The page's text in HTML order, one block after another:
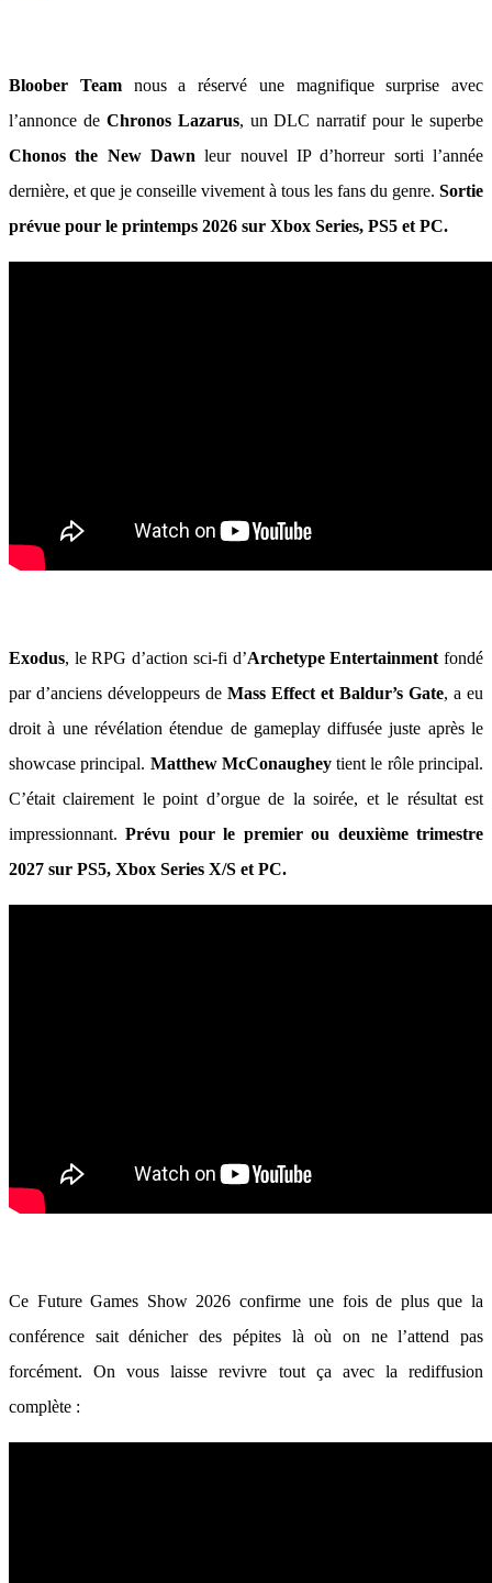
Bloober Teamnous a réservé une magnifique surprise avec
l’annonce de Chronos Lazarus, un DLC narratif pour le superbe
Chonos the New Dawn leur nouvel IP d’horreur sorti l’année
dernière, et que je conseille vivement à tous les fans du genre. Sortie
prévue pour le printemps 2026 sur Xbox Series, PS5 et PC.
Exodus, le RPG d’action sci-fi d’Archetype Entertainment fondé
par d’anciens développeurs de Mass Effect et Baldur’s Gate, a eu
droit à une révélation étendue de gameplay diffusée juste après le
showcase principal. Matthew McConaugheytient le rôle principal.
C’était clairement le point d’orgue de la soirée, et le résultat est
impressionnant.Prévu pour le premier ou deuxième trimestre
2027 sur PS5, Xbox Series X/S et PC.
Ce Future Games Show 2026 confirme une fois de plus que la
conférence sait dénicher des pépites là où on ne l’attend pas
forcément. On vous laisse revivre tout ça avec la rediffusion
complète :